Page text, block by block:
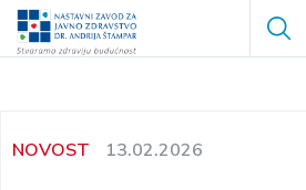
Skoči
NOVOST 13.02.2026